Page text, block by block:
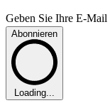
Geben Sie Ihre E-Mail
Abonnieren
Loading...